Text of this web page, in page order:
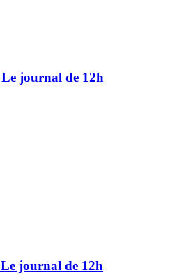
journal de 12h
journal de 12h